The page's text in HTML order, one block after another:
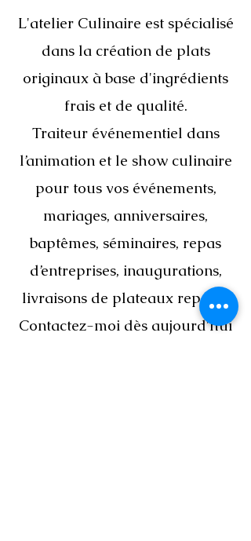
L'atelier Culinaire est spécialisé
dans la création de plats
originaux à base d'ingrédients
frais et de qualité.
Traiteur événementiel dans
l’animation et le show culinaire
pour tous vos événements,
mariages, anniversaires,
baptêmes, séminaires, repas
d’entreprises, inaugurations,
livraisons de plateaux repas ...
Contactez-moi dès aujourd'hui